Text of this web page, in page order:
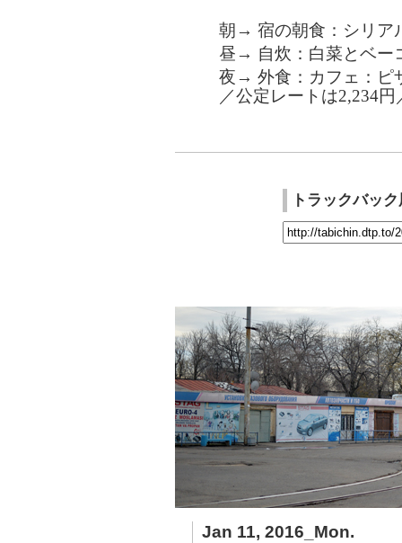
朝→ 宿の朝食：シリア
昼→ 自炊：白菜とベー
夜→ 外食：カフェ：ピ
／公定レートは2,234
トラックバッ
Jan 11, 2016_Mon.